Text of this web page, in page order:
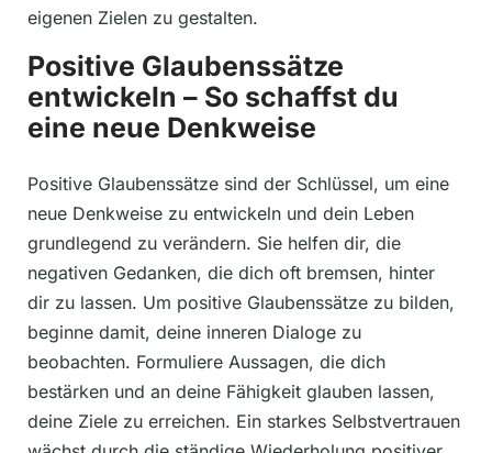
eigenen Zielen zu gestalten.
Positive Glaubenssätze
entwickeln – So schaffst du
eine neue Denkweise
Positive Glaubenssätze sind der Schlüssel, um eine
neue Denkweise zu entwickeln und dein Leben
grundlegend zu verändern. Sie helfen dir, die
negativen Gedanken, die dich oft bremsen, hinter
dir zu lassen. Um positive Glaubenssätze zu bilden,
beginne damit, deine inneren Dialoge zu
beobachten. Formuliere Aussagen, die dich
bestärken und an deine Fähigkeit glauben lassen,
deine Ziele zu erreichen. Ein starkes Selbstvertrauen